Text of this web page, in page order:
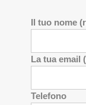
Il tuo nome
La tua email
Telefono